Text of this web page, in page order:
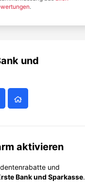
.
und
aktivieren
und
Bank und Sparkasse.